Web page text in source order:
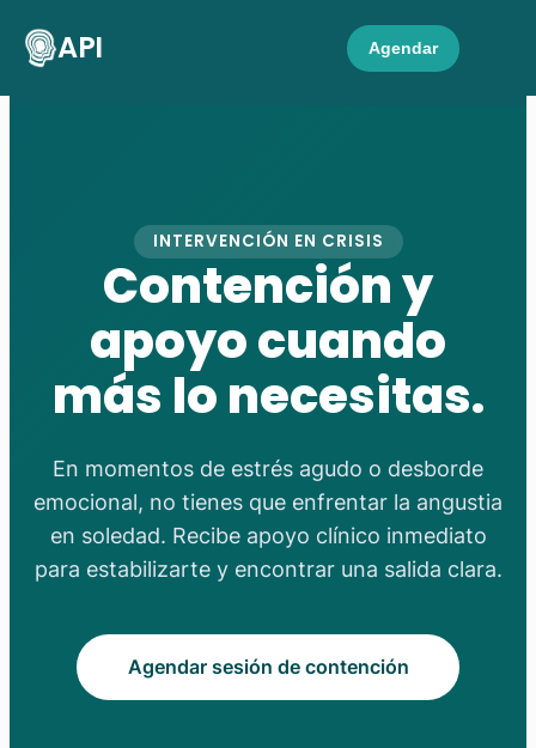
API Agendar
INTERVENCIÓN EN CRISIS
Contención y
apoyo cuando
más lo necesitas.
En momentos de estrés agudo o desborde
emocional, no tienes que enfrentar la angustia
en soledad. Recibe apoyo clínico inmediato
para estabilizarte y encontrar una salida clara.
Agendar sesión de contención